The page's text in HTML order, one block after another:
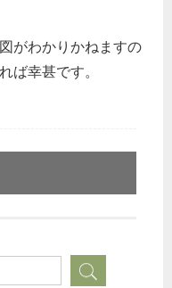
がわかりかねますの
ば幸甚です。